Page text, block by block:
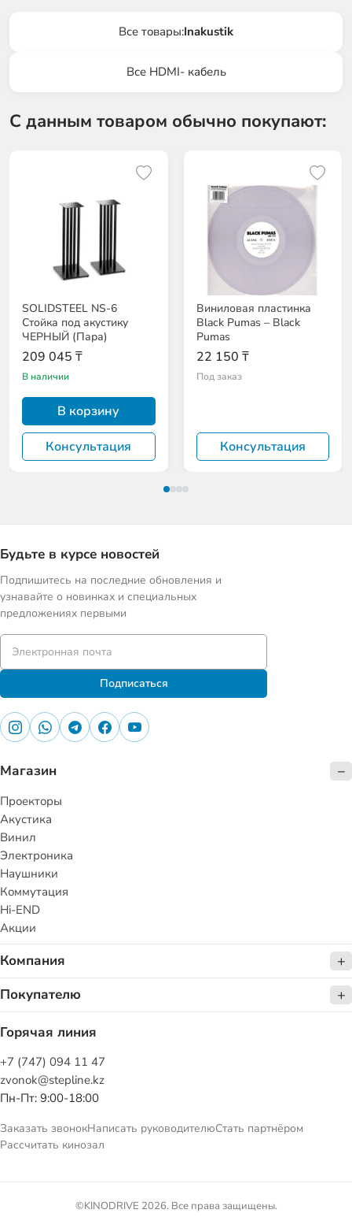
Все товары:Inakustik
Все HDMI- кабель
С данным товаром обычно покупают:
SOLIDSTEEL NS-6
Стойка под акустику
ЧЕРНЫЙ (Пара)
209 045 ₸
В наличии
В корзину
Консультация
Виниловая пластинка
Black Pumas – Black
Pumas
22 150 ₸
Под заказ
Консультация
Будьте в курсе новостей
Подпишитесь на последние обновления и
узнавайте о новинках и специальных
предложениях первыми
Подписаться
Магазин
Проекторы
Акустика
Винил
Электроника
Наушники
Коммутация
Hi-END
Акции
Компания
Покупателю
Горячая линия
+7 (747) 094 11 47
zvonok@stepline.kz
Пн-Пт: 9:00-18:00
Заказать звонокНаписать руководителюСтать партнёром
Рассчитать кинозал
©KINODRIVE 2026. Все права защищены.